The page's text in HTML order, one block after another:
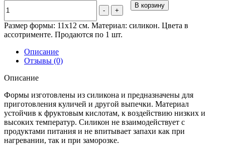
- +
В корзину
Размер формы: 11х12 см. Материал: силикон. Цвета в
ассотрименте. Продаются по 1 шт.
Описание
Отзывы (0)
Описание
Формы изготовлены из силикона и предназначены для
приготовления куличей и другой выпечки. Материал
устойчив к фруктовым кислотам, к воздействию низких и
высоких температур. Силикон не взаимодействует с
продуктами питания и не впитывает запахи как при
нагревании, так и при заморозке.